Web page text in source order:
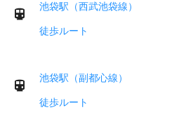
池袋駅（西武池袋線）
徒歩ルート
池袋駅（副都心線）
徒歩ルート